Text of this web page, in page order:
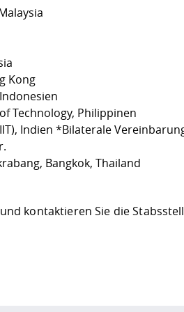
Kong
Technology, Philippinen
Indien *Bilaterale
Bangkok, Thailand
und kontaktieren Sie die